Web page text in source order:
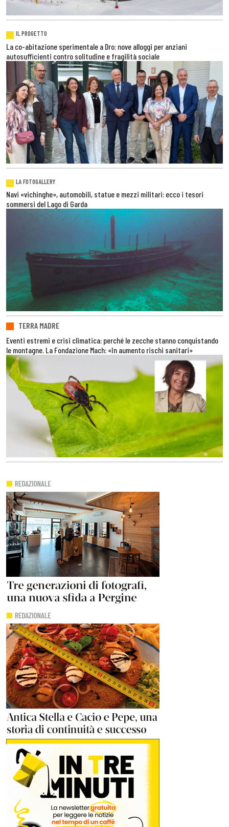
IL PROGETTO
La co-abitazione sperimentale a Dro: nove alloggi per anziani
autosufficienti contro solitudine e fragilità sociale
LA FOTOGALLERY
Navi «vichinghe», automobili, statue e mezzi militari: ecco i tesori
sommersi del Lago di Garda
TERRA MADRE
Eventi estremi e crisi climatica: perché le zecche stanno conquistando
le montagne. La Fondazione Mach: «In aumento rischi sanitari»